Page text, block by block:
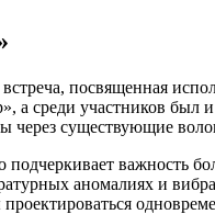
посвященная
а среди участников был
через существующие
важность
аномалиях и